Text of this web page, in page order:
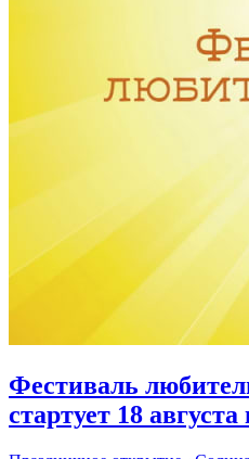
Фестиваль
стартует 18